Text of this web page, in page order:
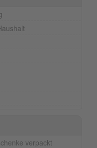
verpackt